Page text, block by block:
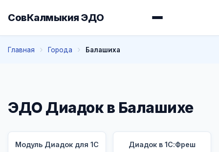
СовКалмыкия ЭДО
Главная Города Балашиха
ЭДО Диадок в Балашихе
Модуль Диадок для 1С Диадок в 1С:Фреш